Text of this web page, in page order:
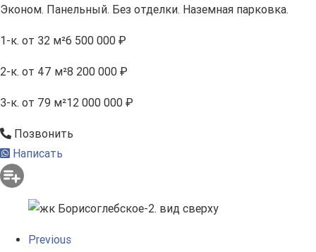
Эконом. Панельный. Без отделки. Наземная парковка.
1-к. от 32 м²6 500 000 ₽
2-к. от 47 м²8 200 000 ₽
3-к. от 79 м²12 000 000 ₽
Позвонить
Написать
Previous